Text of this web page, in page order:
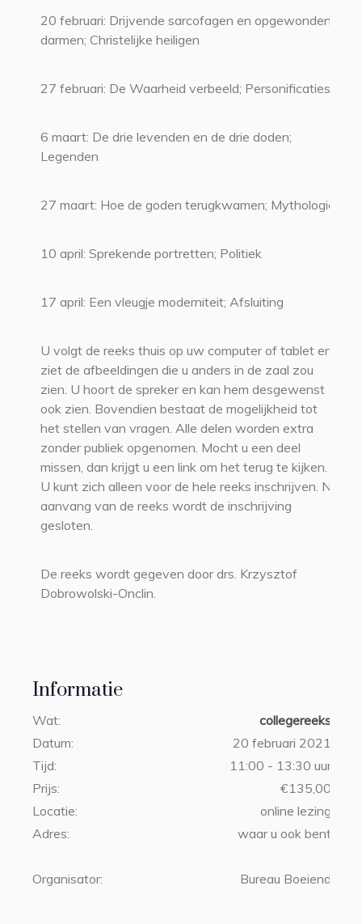
Informatie
Wat:
collegereeks
Datum:
20 februari 2021
Tijd:
11:00 - 13:30 uur
Prijs:
€135,00
Locatie:
online lezing
Adres:
waar u ook bent
Organisator: Bureau Boeiend
20 februari: Drijvende sarcofagen en opgewonden
darmen; Christelijke heiligen
27 februari: De Waarheid verbeeld; Personificaties
6 maart: De drie levenden en de drie doden;
Legenden
27 maart: Hoe de goden terugkwamen; Mythologie
10 april: Sprekende portretten; Politiek
17 april: Een vleugje moderniteit; Afsluiting
U volgt de reeks thuis op uw computer of tablet en
ziet de afbeeldingen die u anders in de zaal zou
zien. U hoort de spreker en kan hem desgewenst
ook zien. Bovendien bestaat de mogelijkheid tot
het stellen van vragen. Alle delen worden extra
zonder publiek opgenomen. Mocht u een deel
missen, dan krijgt u een link om het terug te kijken.
U kunt zich alleen voor de hele reeks inschrijven. Na
aanvang van de reeks wordt de inschrijving
gesloten.
De reeks wordt gegeven door drs. Krzysztof
Dobrowolski-Onclin.